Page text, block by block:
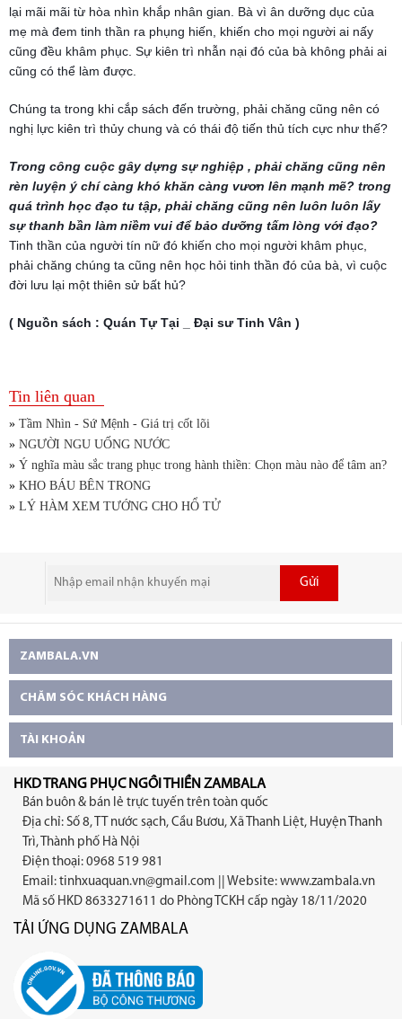
lại mãi mãi từ hòa nhìn khắp nhân gian. Bà vì ân dưỡng dục của
mẹ mà đem tinh thần ra phụng hiến, khiến cho mọi người ai nấy
cũng đều khâm phục. Sự kiên trì nhẫn nại đó của bà không phải ai
cũng có thể làm được.
Chúng ta trong khi cắp sách đến trường, phải chăng cũng nên có
nghị lực kiên trì thủy chung và có thái độ tiến thủ tích cực như thế?
Trong công cuộc gây dựng sự nghiệp , phải chăng cũng nên
rèn luyện ý chí càng khó khăn càng vươn lên mạnh mẽ? trong
quá trình học đạo tu tập, phải chăng cũng nên luôn luôn lấy
sự thanh bần làm niềm vui để bảo dưỡng tấm lòng với đạo?
Tinh thần của người tín nữ đó khiến cho mọi người khâm phục,
phải chăng chúng ta cũng nên học hỏi tinh thần đó của bà, vì cuộc
đời lưu lại một thiên sử bất hủ?
( Nguồn sách : Quán Tự Tại _ Đại sư Tinh Vân )
Tin liên quan
» Tầm Nhìn - Sứ Mệnh - Giá trị cốt lõi
» NGƯỜI NGU UỐNG NƯỚC
» Ý nghĩa màu sắc trang phục trong hành thiền: Chọn màu nào để tâm an?
» KHO BÁU BÊN TRONG
» LÝ HÀM XEM TƯỚNG CHO HỔ TỬ
Gửi
ZAMBALA.VN
CHĂM SÓC KHÁCH HÀNG
TÀI KHOẢN
HKD TRANG PHỤC NGỒI THIỀN ZAMBALA
Bán buôn & bán lẻ trực tuyến trên toàn quốc
Địa chỉ: Số 8, TT nước sạch, Cầu Bươu, Xã Thanh Liệt, Huyện Thanh
Trì, Thành phố Hà Nội
Điện thoại: 0968 519 981
Email: tinhxuaquan.vn@gmail.com || Website: www.zambala.vn
Mã số HKD 8633271611 do Phòng TCKH cấp ngày 18/11/2020
TẢI ỨNG DỤNG ZAMBALA